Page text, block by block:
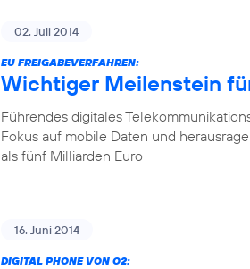
02. Juli 2014
EU FREIGABEVERFAHREN:
Wichtiger Meilenstein
Führendes digitales
Fokus auf mobile Daten und
als fünf Milliarden Euro
16. Juni 2014
DIGITAL PHONE VON O2: